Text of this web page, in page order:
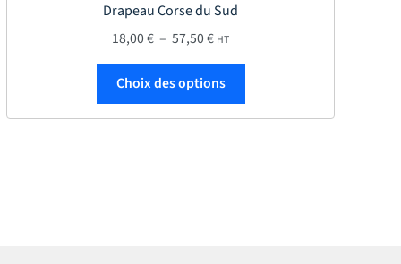
€
variations. Les options peuvent être choisies sur la page du
Drapeau Corse du Sud
18,00€ – 57,50€Plage de prix : 18,00 € à 57,50 €
HT
Choix des options